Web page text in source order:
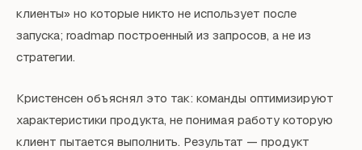
клиенты» но которые никто не использует после
запуска; roadmap построенный из запросов, а не из
стратегии.
Кристенсен объяснял это так: команды оптимизируют
характеристики продукта, не понимая работу которую
клиент пытается выполнить. Результат — продукт